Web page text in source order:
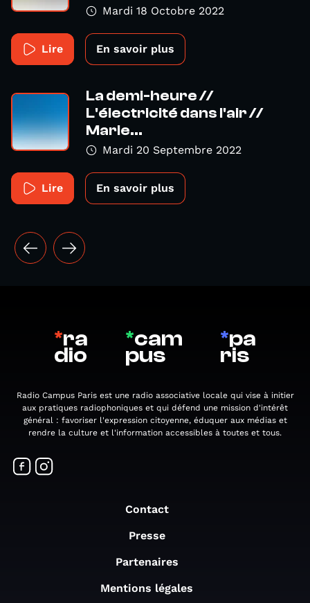
Mardi 18 Octobre 2022
Lire En savoir plus
La demi-heure //
L'électricité dans l'air //
Marie...
Mardi 20 Septembre 2022
Lire En savoir plus
*ra
dio
*cam
pus
*pa
ris
Radio Campus Paris est une radio associative locale qui vise à initier
aux pratiques radiophoniques et qui défend une mission d'intérêt
général : favoriser l'expression citoyenne, éduquer aux médias et
rendre la culture et l'information accessibles à toutes et tous.
Contact
Presse
Partenaires
Mentions légales